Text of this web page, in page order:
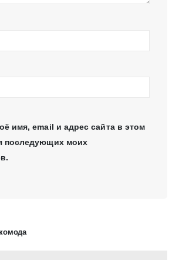
имя, email и адрес сайта в этом
последующих моих